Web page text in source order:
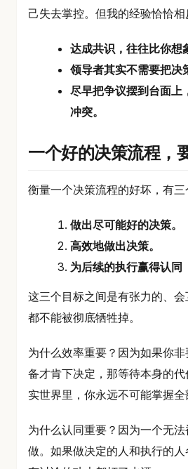
己失去掌控。但我的经验恰恰相
达成共识，往往比你想
领导者其实不需要把决
尽早把争议摆到台面上
冲突。
一个好的决策流程，
衡量一个决策流程的好坏，有三
做出尽可能好的决策。
高效地做出决策。
为后续的执行赢得认同
这三个目标之间是有张力的、
都不能被彻底牺牲掉。
为什么效率重要？因为如果你
备才肯下决定，那等待本身的
实世界里，你永远不可能掌握全
为什么认同重要？因为一个无
做。如果做决定的人和执行的